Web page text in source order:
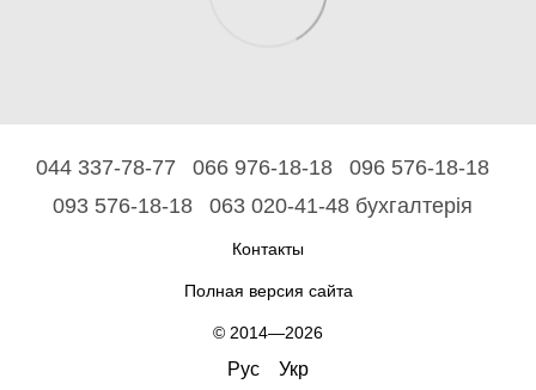
044 337-78-77 066 976-18-18
096 576-18-18
093 576-18-18
063 020-41-48 бухгалтерія
Контакты
Полная версия сайта
© 2014—2026
Рус Укр